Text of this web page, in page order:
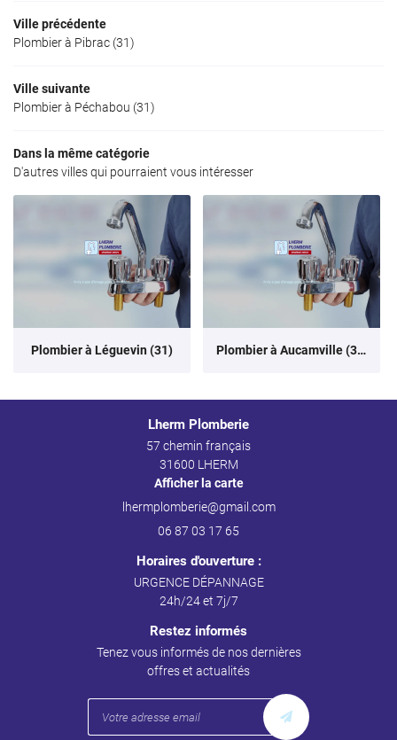
Ville précédente
Plombier à Pibrac (31)
Ville suivante
Plombier à Péchabou (31)
Dans la même catégorie
D'autres villes qui pourraient vous intéresser
Plombier à Léguevin (31) Plombier à Aucamville (31)
Lherm Plomberie
57 chemin français
31600 LHERM
Afficher la carte
06 87 03 17 65
Horaires d'ouverture :
URGENCE DÉPANNAGE
24h/24 et 7j/7
Restez informés
Tenez vous informés de nos dernières
offres et actualités